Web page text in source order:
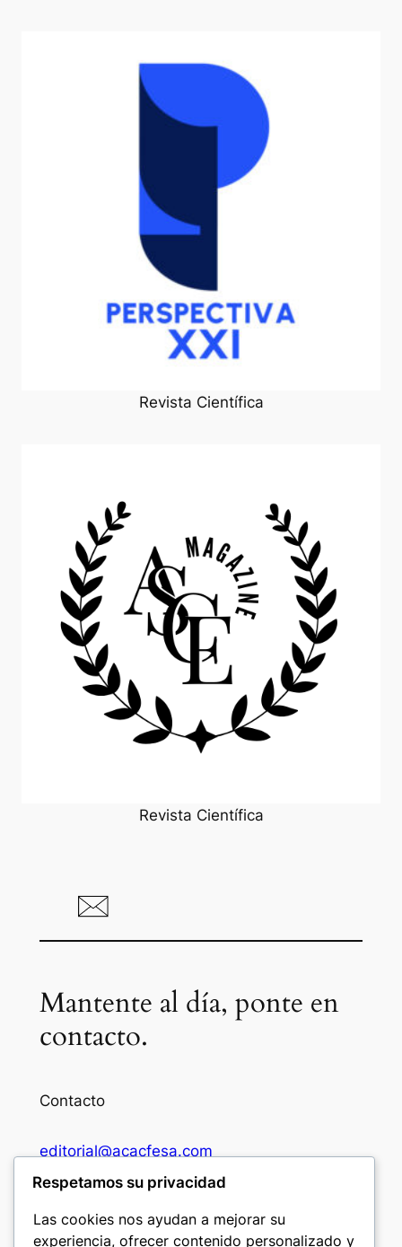
Revista Científica
Revista Científica
Mantente al día, ponte en
contacto.
Contacto
editorial@acacfesa.com
Respetamos su privacidad
Las cookies nos ayudan a mejorar su
experiencia, ofrecer contenido personalizado y